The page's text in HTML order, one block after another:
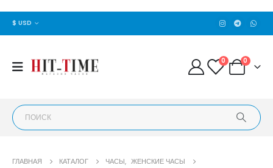
$ USD
0 0
ГЛАВНАЯ КАТАЛОГ ЧАСЫ, ЖЕНСКИЕ ЧАСЫ